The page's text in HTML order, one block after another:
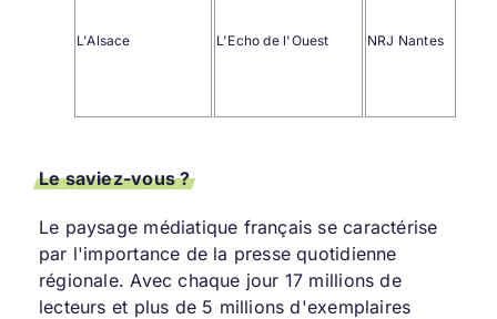
L'Alsace L'Echo de l'Ouest NRJ Nantes
Le saviez-vous ?
Le paysage médiatique français se caractérise
par l'importance de la presse quotidienne
régionale. Avec chaque jour 17 millions de
lecteurs et plus de 5 millions d'exemplaires